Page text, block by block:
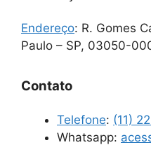
Endereço: R. Gomes
Paulo – SP, 03050-
Contato
Telefone: (11)
Whatsapp: